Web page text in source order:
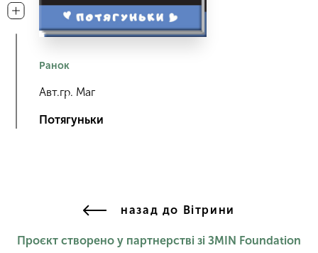
Ранок
Авт.гр. Маг
Потягуньки
назад до Вітрини
Проєкт створено у партнерстві зі ЗМІN Foundation